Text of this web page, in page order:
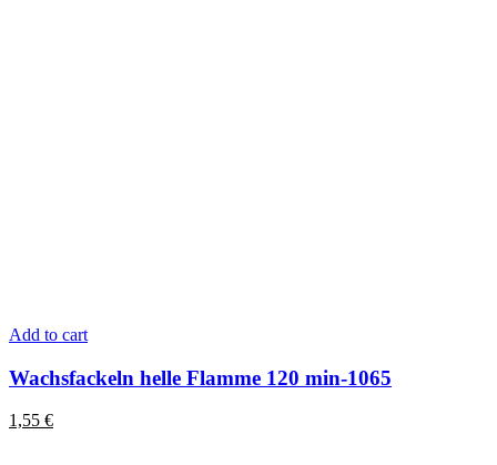
Add to cart
Wachsfackeln helle Flamme 120 min-1065
1,55 €